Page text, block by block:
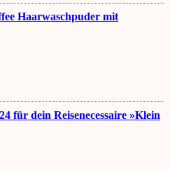
Haarwaschpuder mit
für dein Reisenecessaire »Klein